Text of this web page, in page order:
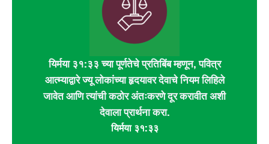
यिर्मया ३१:३३ च्या पूर्णतेचे प्रतिबिंब म्हणून, पवित्र
आत्म्याद्वारे ज्यू लोकांच्या हृदयावर देवाचे नियम लिहिले
जावेत आणि त्यांची कठोर अंतःकरणे दूर करावीत अशी
देवाला प्रार्थना करा.
यिर्मया ३१:३३